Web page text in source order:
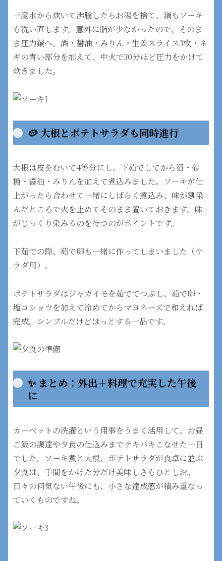
一度水から炊いて沸騰したらお湯を捨て、鍋もソーキ
も洗い直します。意外に脂が少なかったので、そのま
ま圧力鍋へ。酒・醤油・みりん・生姜スライス3枚・ネ
ギの青い部分を加えて、中火で30分ほど圧力をかけて
炊きました。
🥔 大根とポテトサラダも同時進行
大根は皮をむいて4等分にし、下茹でしてから酒・砂
糖・醤油・みりんを加えて煮込みました。ソーキが仕
上がったら合わせて一緒にしばらく煮込み、味が馴染
んだところで火を止めてそのまま置いておきます。味
がじっくり染みるのを待つのがポイントです。
下茹での際、茹で卵も一緒に作ってしまいました（サ
ラダ用）。
ポテトサラダはジャガイモを茹でてつぶし、茹で卵・
塩コショウを加えて冷めてからマヨネーズで和えれば
完成。シンプルだけどほっとする一品です。
✨ まとめ：外出＋料理で充実した午後
に
カーペットの洗濯という用事をうまく活用して、お昼
ご飯の調達や夕食の仕込みまでテキパキこなせた一日
でした。ソーキ煮と大根、ポテトサラダが食卓に並ぶ
夕食は、手間をかけた分だけ美味しさもひとしお。
日々の何気ない午後にも、小さな達成感が積み重なっ
ていくものですね。